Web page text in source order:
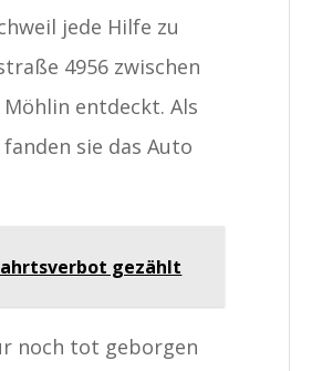
jede Hilfe zu
4956 zwischen
entdeckt. Als
sie das Auto
gezählt
noch tot geborgen